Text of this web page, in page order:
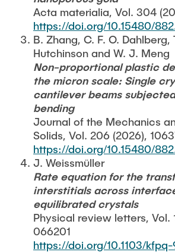
Wissenschaftlich Mitarbeitende
Sihou, Cao
Bossert, Marine
Dette, Ulrike
Fischer, Tim
Henkelmann, Gideon
Huang, Yizhou
Jambagi, Mahendra Bhimappa
Li, Yong
Li, Zhongyang
Markmann, Jürgen
Passig, Celina
Acta materialia, Vol. 304
https://doi.org/10.15480/
B. Zhang, C. F. O. Dahlberg,
Hutchinson and W. J. Meng
Non-proportional plastic
the micron scale: Single
cantilever beams
bending
Journal of the Mechanics
Solids, Vol. 206 (2026),
https://doi.org/10.15480/
J. Weissmüller
Rate equation for the
interstitials across
equilibrated crystals
Physical review letters, Vol.
066201
https://doi.org/10.1103/kfpq-